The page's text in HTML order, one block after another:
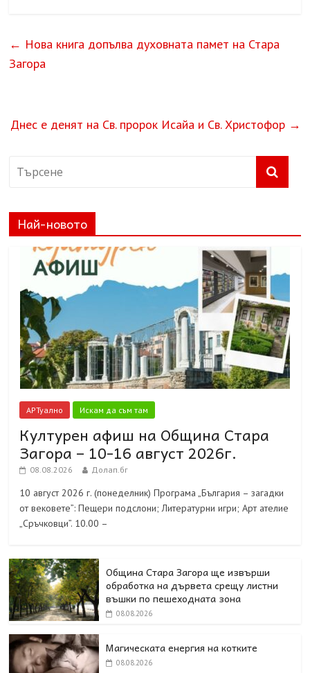
← Нова книга допълва духовната памет на Стара
Загора
Днес е денят на Св. пророк Исайа и Св. Христофор →
Най-новото
АРТуално Искам да съм там
Културен афиш на Община Стара
Загора – 10-16 август 2026г.
08.08.2026 Долап.бг
10 август 2026 г. (понеделник) Програма „България – загадки
от вековете”: Пещери подслони; Литературни игри; Арт ателие
„Сръчковци”. 10.00 –
Община Стара Загора ще извърши
обработка на дървета срещу листни
въшки по пешеходната зона
08.08.2026
Магическата енергия на котките
08.08.2026